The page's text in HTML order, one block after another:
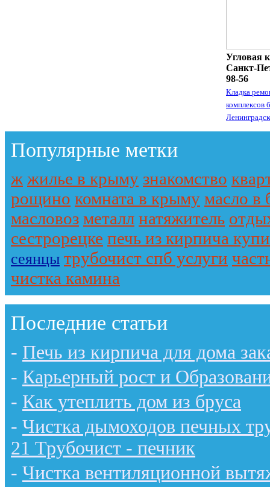
Угловая
Санкт-
98-56
Кладка
комплексов
Популярные метки
ж жилье в крыму знакомство
рощино комната в крыму масло в
масловоз металл натяжитель
сестрорецке печь из кирпича
сеянцы трубочист спб услуги
чистка камина
Последние статьи
- Печь из кирпича для дома
- Карьерный рост и
- Как утеплить дом из бруса
- Чистка дымоходов печных
21 Трубочист - печник
- Чистка вентиляционной